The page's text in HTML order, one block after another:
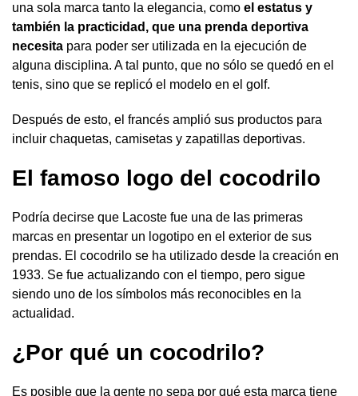
una sola marca tanto la elegancia, como el estatus y
también la practicidad, que una prenda deportiva
necesita para poder ser utilizada en la ejecución de
alguna disciplina. A tal punto, que no sólo se quedó en el
tenis, sino que se replicó el modelo en el golf.
Después de esto, el francés amplió sus productos para
incluir chaquetas, camisetas y zapatillas deportivas.
El famoso logo del cocodrilo
Podría decirse que Lacoste fue una de las primeras
marcas en presentar un logotipo en el exterior de sus
prendas. El cocodrilo se ha utilizado desde la creación en
1933. Se fue actualizando con el tiempo, pero sigue
siendo uno de los símbolos más reconocibles en la
actualidad.
¿Por qué un cocodrilo?
Es posible que la gente no sepa por qué esta marca tiene